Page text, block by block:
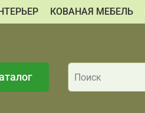
КОВАНАЯ МЕБЕЛЬ